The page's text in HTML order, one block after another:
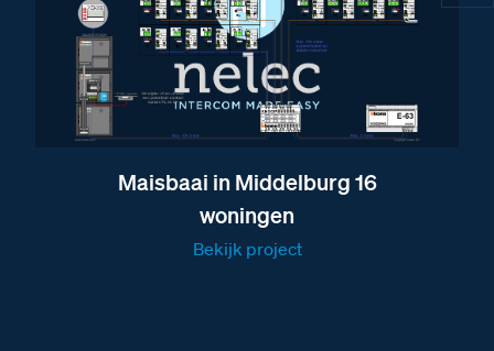
Maisbaai in Middelburg 16
woningen
Bekijk project